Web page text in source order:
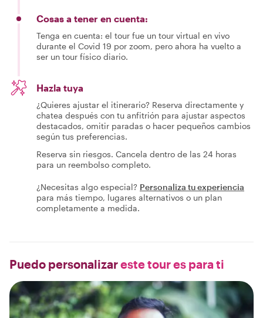
Cosas a tener en cuenta:
Tenga en cuenta: el tour fue un tour virtual en vivo
durante el Covid 19 por zoom, pero ahora ha vuelto a
ser un tour físico diario.
Hazla tuya
¿Quieres ajustar el itinerario? Reserva directamente y
chatea después con tu anfitrión para ajustar aspectos
destacados, omitir paradas o hacer pequeños cambios
según tus preferencias.
Reserva sin riesgos. Cancela dentro de las 24 horas
para un reembolso completo.
¿Necesitas algo especial? Personaliza tu experiencia
para más tiempo, lugares alternativos o un plan
completamente a medida.
Puedo personalizareste tour es para ti